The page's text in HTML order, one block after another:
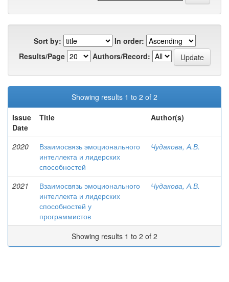
Sort by:
In order:
Results/Page
Authors/Record:
Showing results 1 to 2 of 2
Issue
Date
Title Author(s)
2020
Взаимосвязь эмоционального
интеллекта и лидерских
способностей
Чудакова, А.В.
2021
Взаимосвязь эмоционального
интеллекта и лидерских
способностей у
программистов
Чудакова, А.В.
Showing results 1 to 2 of 2